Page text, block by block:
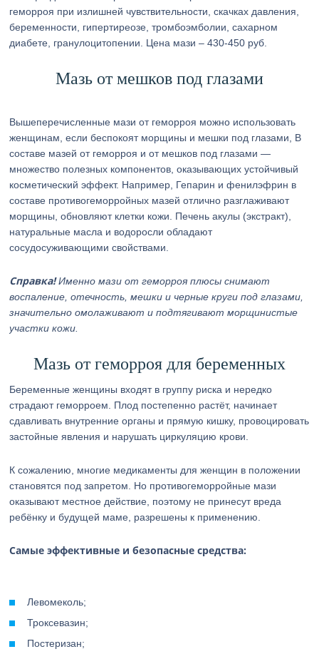
геморроя при излишней чувствительности, скачках давления,
беременности, гипертиреозе, тромбоэмболии, сахарном
диабете, гранулоцитопении. Цена мази – 430-450 руб.
Мазь от мешков под глазами
Вышеперечисленные мази от геморроя можно использовать
женщинам, если беспокоят морщины и мешки под глазами, В
составе мазей от геморроя и от мешков под глазами —
множество полезных компонентов, оказывающих устойчивый
косметический эффект. Например, Гепарин и фенилэфрин в
составе противогеморройных мазей отлично разглаживают
морщины, обновляют клетки кожи. Печень акулы (экстракт),
натуральные масла и водоросли обладают
сосудосуживающими свойствами.
Справка!Именно мази от геморроя плюсы снимают
воспаление, отечность, мешки и черные круги под глазами,
значительно омолаживают и подтягивают морщинистые
участки кожи.
Мазь от геморроя для беременных
Беременные женщины входят в группу риска и нередко
страдают геморроем. Плод постепенно растёт, начинает
сдавливать внутренние органы и прямую кишку, провоцировать
застойные явления и нарушать циркуляцию крови.
К сожалению, многие медикаменты для женщин в положении
становятся под запретом. Но противогеморройные мази
оказывают местное действие, поэтому не принесут вреда
ребёнку и будущей маме, разрешены к применению.
Самые эффективные и безопасные средства:
Левомеколь;
Троксевазин;
Постеризан;